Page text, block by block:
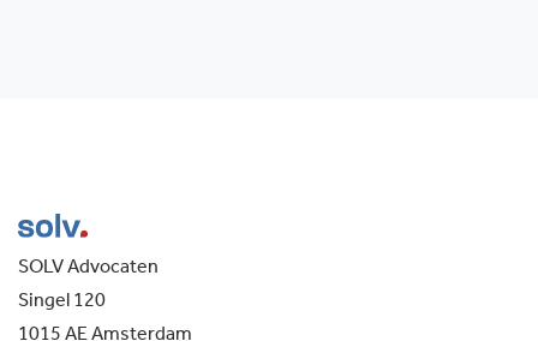
SOLV Advocaten
Singel 120
1015 AE Amsterdam